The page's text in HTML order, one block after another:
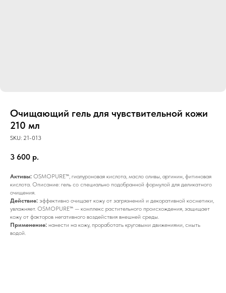
Очищающий гель для чувствительной кожи
210 мл
SKU: 21-013
3 600 р.
Активы: OSMOPURE™, гиалуроновая кислота, масло оливы, аргинин, фитиновая
кислота. Описание: гель со специально подобранной формулой для деликатного
очищения.
Действие: эффективно очищает кожу от загрязнений и декоративной косметики,
увлажняет. OSMOPURE™ — комплекс растительного происхождения, защищает
кожу от факторов негативного воздействия внешней среды.
Применение: нанести на кожу, проработать круговыми движениями, смыть
водой.